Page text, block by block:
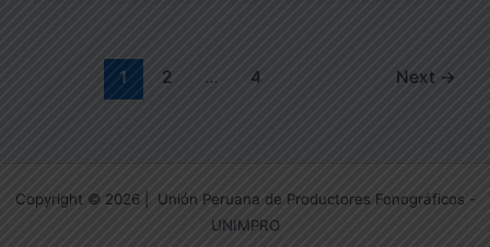
1 2 … 4 Next →
Copyright © 2026 | Unión Peruana de Productores Fonográficos -
UNIMPRO